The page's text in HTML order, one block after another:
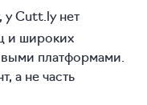
у Cutt.ly нет
и широких
платформами.
а не часть